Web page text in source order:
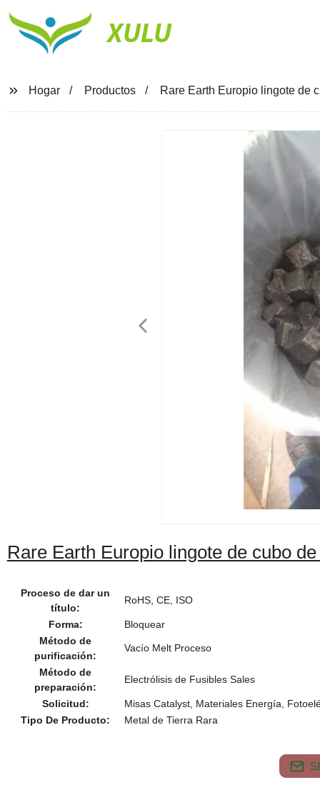
XULU
Hogar Productos Rare Earth Europio lingote de
Rare Earth Europio lingote de cubo
Proceso de dar un
título:
RoHS, CE, ISO
Forma:
Bloquear
Método de
purificación:
Vacío Melt Proceso
Método de
preparación:
Electrólisis de Fusibles Sales
Solicitud:
Misas Catalyst, Materiales Energía,
Tipo De Producto:
Metal de Tierra Rara